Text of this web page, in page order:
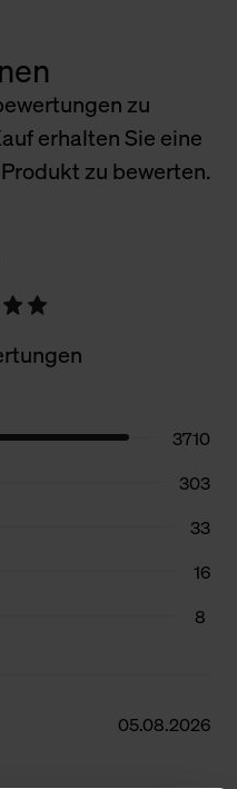
zu
erhalten Sie eine
zu bewerten.
3710
303
33
16
8
05.08.2026